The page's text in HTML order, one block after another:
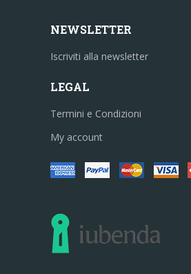
NEWSLETTER
Iscriviti alla newsletter
LEGAL
Termini e Condizioni
My account